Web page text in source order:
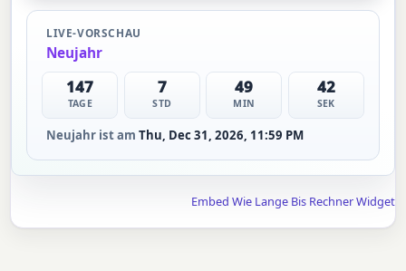
LIVE-VORSCHAU
Neujahr
147
TAGE
7
STD
49
MIN
41
SEK
Neujahr ist am Thu, Dec 31, 2026, 11:59 PM
Embed Wie Lange Bis Rechner Widget